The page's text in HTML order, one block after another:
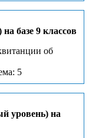
базе 9 классов
об
5
уровень) на